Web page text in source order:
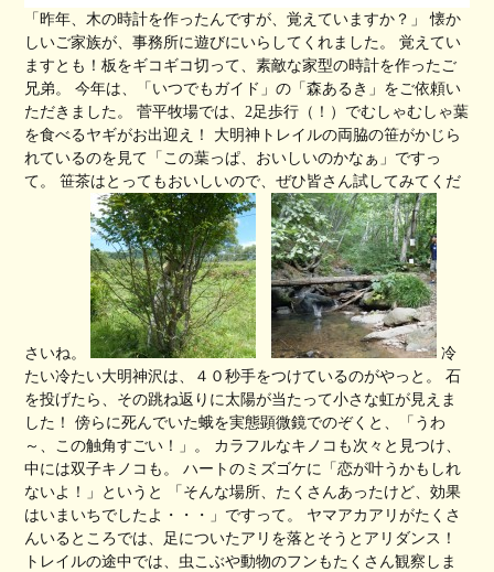
「昨年、木の時計を作ったんですが、覚えていますか？」 懐か
しいご家族が、事務所に遊びにいらしてくれました。 覚えてい
ますとも！板をギコギコ切って、素敵な家型の時計を作ったご
兄弟。 今年は、「いつでもガイド」の「森あるき」をご依頼い
ただきました。 菅平牧場では、2足歩行（！）でむしゃむしゃ葉
を食べるヤギがお出迎え！ 大明神トレイルの両脇の笹がかじら
れているのを見て「この葉っぱ、おいしいのかなぁ」ですっ
て。 笹茶はとってもおいしいので、ぜひ皆さん試してみてくだ
さいね。
冷
たい冷たい大明神沢は、４０秒手をつけているのがやっと。 石
を投げたら、その跳ね返りに太陽が当たって小さな虹が見えま
した！ 傍らに死んでいた蛾を実態顕微鏡でのぞくと、「うわ
～、この触角すごい！」。 カラフルなキノコも次々と見つけ、
中には双子キノコも。 ハートのミズゴケに「恋が叶うかもしれ
ないよ！」というと 「そんな場所、たくさんあったけど、効果
はいまいちでしたよ・・・」ですって。 ヤマアカアリがたくさ
んいるところでは、足についたアリを落とそうとアリダンス！
トレイルの途中では、虫こぶや動物のフンもたくさん観察しま